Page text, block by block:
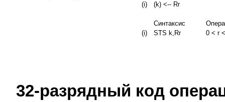
(i) (k) <-- Rr
Синтаксис
(i)
STS k,Rr 0 < r
32-разрядный код